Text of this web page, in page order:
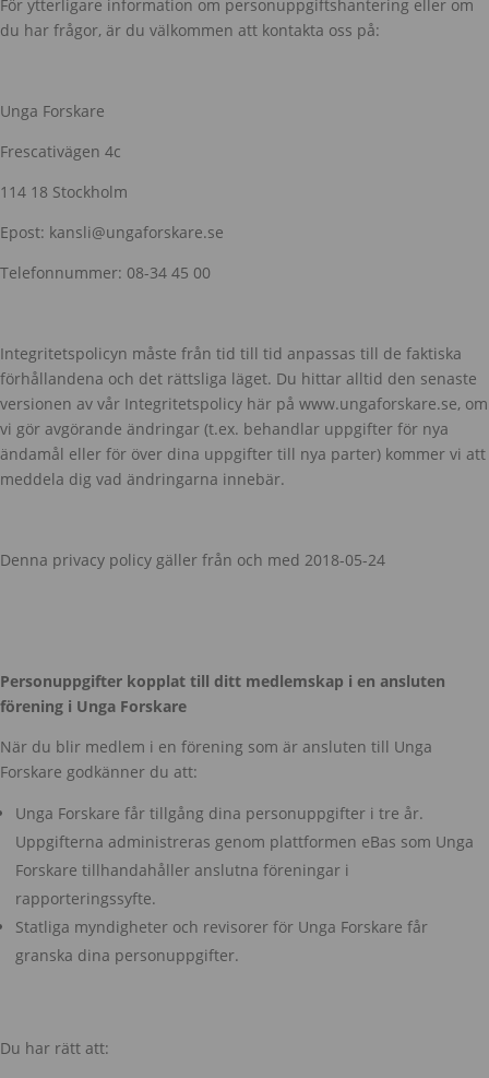
För ytterligare information om personuppgiftshantering eller om
du har frågor, är du välkommen att kontakta oss på:
Unga Forskare
Frescativägen 4c
114 18 Stockholm
Epost: kansli@ungaforskare.se
Telefonnummer: 08-34 45 00
Integritetspolicyn måste från tid till tid anpassas till de faktiska
förhållandena och det rättsliga läget. Du hittar alltid den senaste
versionen av vår Integritetspolicy här på www.ungaforskare.se, om
vi gör avgörande ändringar (t.ex. behandlar uppgifter för nya
ändamål eller för över dina uppgifter till nya parter) kommer vi att
meddela dig vad ändringarna innebär.
Denna privacy policy gäller från och med 2018-05-24
Personuppgifter kopplat till ditt medlemskap i en ansluten
förening i Unga Forskare
När du blir medlem i en förening som är ansluten till Unga
Forskare godkänner du att:
Unga Forskare får tillgång dina personuppgifter i tre år.
Uppgifterna administreras genom plattformen eBas som Unga
Forskare tillhandahåller anslutna föreningar i
rapporteringssyfte.
Statliga myndigheter och revisorer för Unga Forskare får
granska dina personuppgifter.
Du har rätt att: